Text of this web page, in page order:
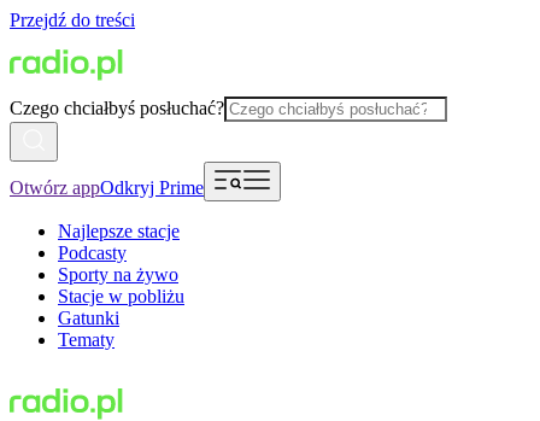
Przejdź do treści
Czego chciałbyś posłuchać?
Otwórz appOdkryj Prime
Najlepsze stacje
Podcasty
Sporty na żywo
Stacje w pobliżu
Gatunki
Tematy